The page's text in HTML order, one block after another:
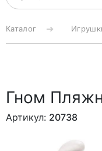
Каталог
Гном
Артикул: 20738